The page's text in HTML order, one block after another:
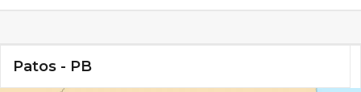
Patos - PB